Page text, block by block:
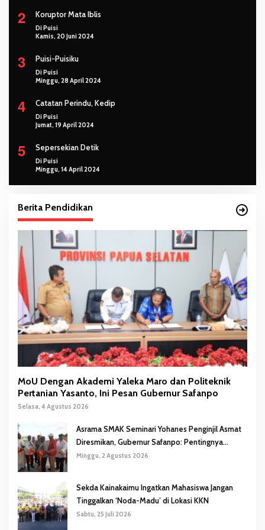
2 Koruptor Mata Iblis
Di Puisi
Kamis, 20 Juni 2024
3 Puisi-Puisiku
Di Puisi
Minggu, 28 April 2024
4 Catatan Perindu, Kedip
Di Puisi
Jumat, 19 April 2024
5 Sepersekian Detik
Di Puisi
Minggu, 14 April 2024
Berita Pendidikan
MoU Dengan Akademi Yaleka Maro dan Politeknik
Pertanian Yasanto, Ini Pesan Gubernur Safanpo
Selasa, 4 Agustus 2026
Asrama SMAK Seminari Yohanes Penginjil Asmat
Diresmikan, Gubernur Safanpo: Pentingnya
Pendidikan Karakter
Minggu, 2 Agustus 2026
Sekda Kainakaimu Ingatkan Mahasiswa Jangan
Tinggalkan ‘Noda-Madu’ di Lokasi KKN
Sabtu, 25 Juli 2026